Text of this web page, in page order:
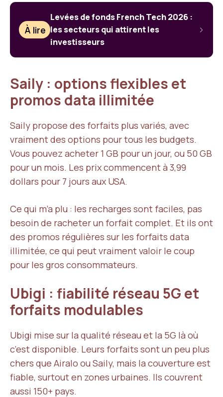
À lire
Levées de fonds French Tech 2026 :
les secteurs qui attirent les
investisseurs
Saily : options flexibles et
promos data illimitée
Saily propose des forfaits plus variés, avec
vraiment des options pour tous les budgets.
Vous pouvez acheter 1 GB pour un jour, ou 50 GB
pour un mois. Les prix commencent à 3,99
dollars pour 7 jours aux USA.
Ce qui m’a plu : les recharges sont faciles, pas
besoin de racheter un forfait complet. Et ils ont
des promos régulières sur les forfaits data
illimitée, ce qui peut vraiment valoir le coup
pour les gros consommateurs.
Ubigi : fiabilité réseau 5G et
forfaits modulables
Ubigi mise sur la qualité réseau et la 5G là où
c’est disponible. Leurs forfaits sont un peu plus
chers que Airalo ou Saily, mais la couverture est
fiable, surtout en zones urbaines. Ils couvrent
aussi 150+ pays.